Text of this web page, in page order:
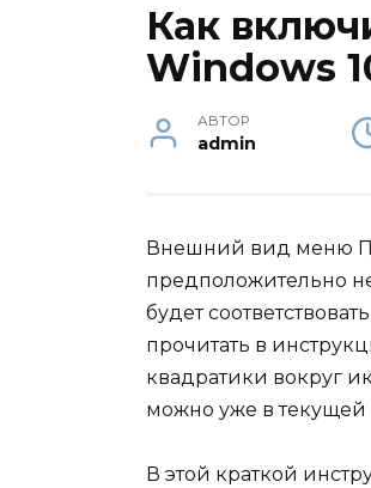
Как
Windows
АВТОР
admin
Внешний вид меню
предположительно
будет
прочитать в
квадратики вокруг
можно уже в
В этой краткой